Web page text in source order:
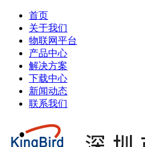
首页
关于我们
物联网平台
产品中心
解决方案
下载中心
新闻动态
联系我们